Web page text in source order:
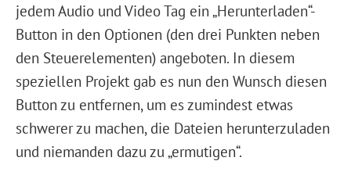
jedem Audio und Video Tag ein „Herunterladen“-
Button in den Optionen (den drei Punkten neben
den Steuerelementen) angeboten. In diesem
speziellen Projekt gab es nun den Wunsch diesen
Button zu entfernen, um es zumindest etwas
schwerer zu machen, die Dateien herunterzuladen
und niemanden dazu zu „ermutigen“.